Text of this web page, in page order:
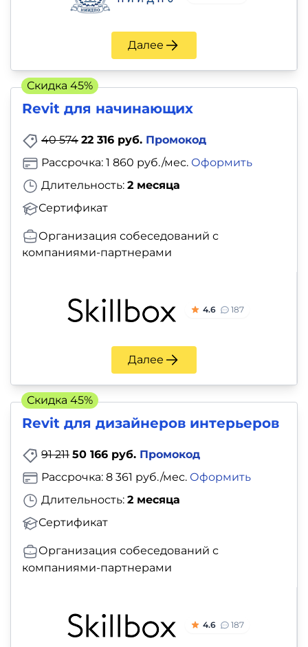
Далее
Revit для начинающих
40 574 22 316 руб. Промокод
Длительность: 2 месяца
Сертификат
Рассрочка: 1 860 руб./мес. Оформить
Организация собеседований с
компаниями-партнерами
4.6 187
Далее
Скидка 45%
Revit для дизайнеров интерьеров
91 211 50 166 руб. Промокод
Длительность: 2 месяца
Сертификат
Рассрочка: 8 361 руб./мес. Оформить
Организация собеседований с
компаниями-партнерами
4.6 187
Скидка 45%